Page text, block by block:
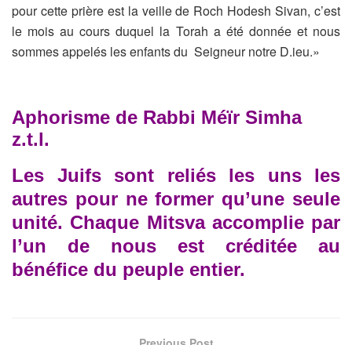
pour cette prière est la veille de Roch Hodesh Sivan, c’est
le mois au cours duquel la Torah a été donnée et nous
sommes appelés les enfants du Seigneur notre D.ieu.»
Aphorisme de Rabbi Méïr Simha
z.t.l.
Les Juifs sont reliés les uns les
autres pour ne former qu’une seule
unité. Chaque Mitsva accomplie par
l’un de nous est créditée au
bénéfice du peuple entier.